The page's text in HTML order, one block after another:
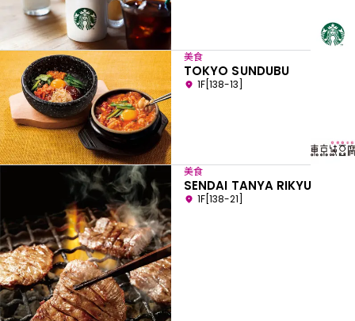
美食
TOKYO SUNDUBU
1F[138-13]
美食
SENDAI TANYA RIKYU
1F[138-21]